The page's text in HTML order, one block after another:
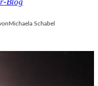
Michaela Schabel